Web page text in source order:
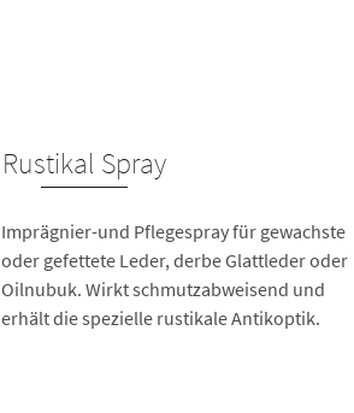
Rustikal Spray
Imprägnier-und Pflegespray für gewachste
oder gefettete Leder, derbe Glattleder oder
Oilnubuk. Wirkt schmutzabweisend und
erhält die spezielle rustikale Antikoptik.